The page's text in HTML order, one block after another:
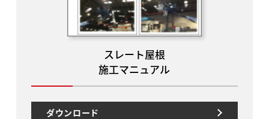
スレート屋根
施工マニュアル
ダウンロード